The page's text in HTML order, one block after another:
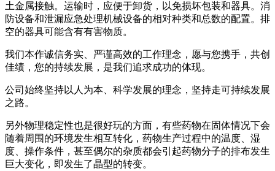
土金属接触。运输时，应便于卸货，以免损坏包装和器具。消
防设备和泄漏应急处理机械设备的相对种类和总数的配置。排
空的器具可能含有有害物质。
我们本作诚信务实、严谨高效的工作理念，愿与您携手，共创
佳绩，您的持续发展，是我们追求成功的体现。
公司始终坚持以人为本、科学发展的理念，坚持走可持续发展
之路。
另外物理稳定性也是很好玩的方面，有些药物在固体情况下会
随着周围的环境发生相互转化，药物生产过程中的温度、湿
度、操作条件，甚至偶尔的杂质都会引起药物分子的排布发生
巨大变化，即发生了晶型的转变。